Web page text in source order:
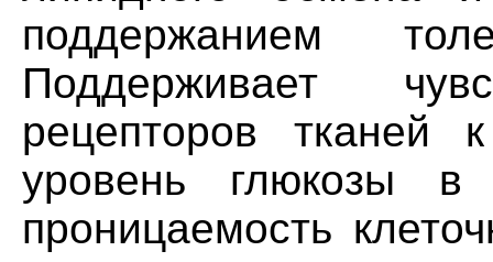
поддержанием
Поддерживает
рецепторов тканей
уровень глюкозы
проницаемость